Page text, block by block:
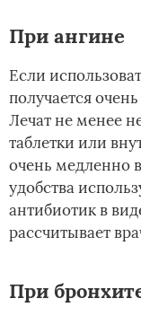
При ангине
Если
получается
Лечат не менее
таблетки или
очень медленно
удобства
антибиотик в
рассчитывает
При